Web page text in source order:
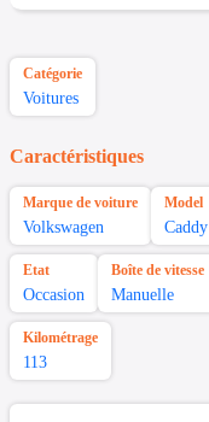
Catégorie
Voitures
Caractéristiques
Marque de voiture
Volkswagen
Model
Caddy
Etat
Occasion
Boîte de vitesse
Manuelle
Kilométrage
113